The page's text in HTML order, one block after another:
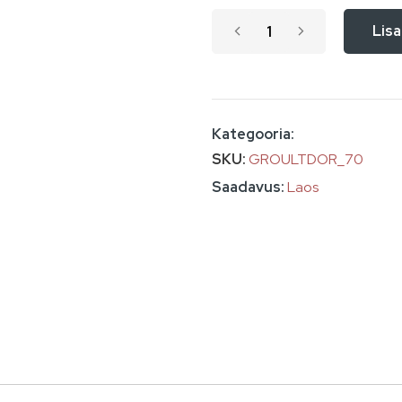
Kategooria:
SKU GROULTDOR_70
Laos